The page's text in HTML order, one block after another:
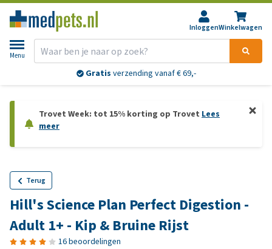
InloggenWinkelwagen
Menu
Gratis verzending vanaf € 69,-
Trovet Week: tot 15% korting op Trovet Lees
meer
Terug
Hill's Science Plan Perfect Digestion -
Adult 1+ - Kip & Bruine Rijst
16 beoordelingen